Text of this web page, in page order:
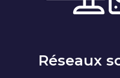
Réseaux